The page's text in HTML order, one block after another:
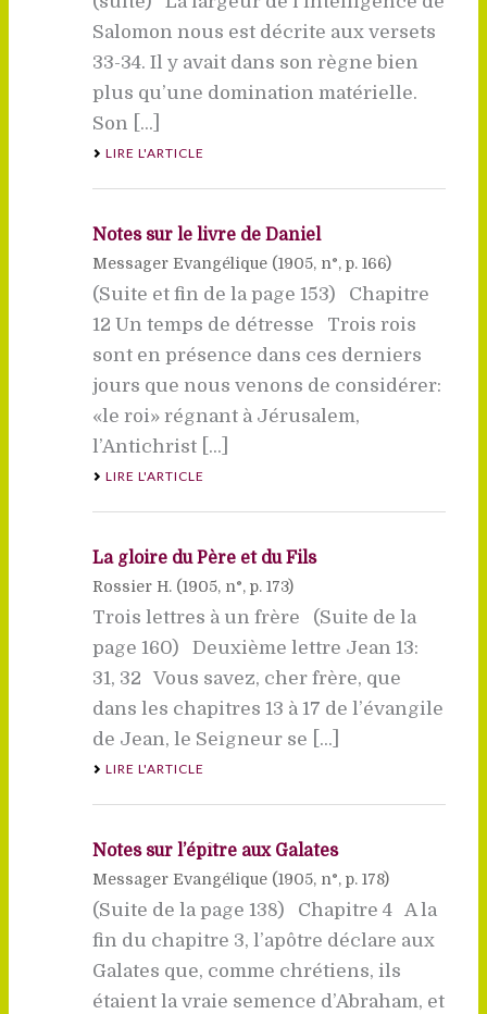
Salomon nous est décrite aux versets
33-34. Il y avait dans son règne bien
plus qu’une domination matérielle.
Son [...]
LIRE L'ARTICLE
Notes sur le livre de Daniel
Messager Evangélique (1905, n°, p. 166)
(Suite et fin de la page 153) Chapitre
12 Un temps de détresse Trois rois
sont en présence dans ces derniers
jours que nous venons de considérer:
«le roi» régnant à Jérusalem,
l’Antichrist [...]
LIRE L'ARTICLE
La gloire du Père et du Fils
Rossier H. (1905, n°, p. 173)
Trois lettres à un frère (Suite de la
page 160) Deuxième lettre Jean 13:
31, 32 Vous savez, cher frère, que
dans les chapitres 13 à 17 de l’évangile
de Jean, le Seigneur se [...]
LIRE L'ARTICLE
Notes sur l’épître aux Galates
Messager Evangélique (1905, n°, p. 178)
(Suite de la page 138) Chapitre 4 A la
fin du chapitre 3, l’apôtre déclare aux
Galates que, comme chrétiens, ils
étaient la vraie semence d’Abraham, et